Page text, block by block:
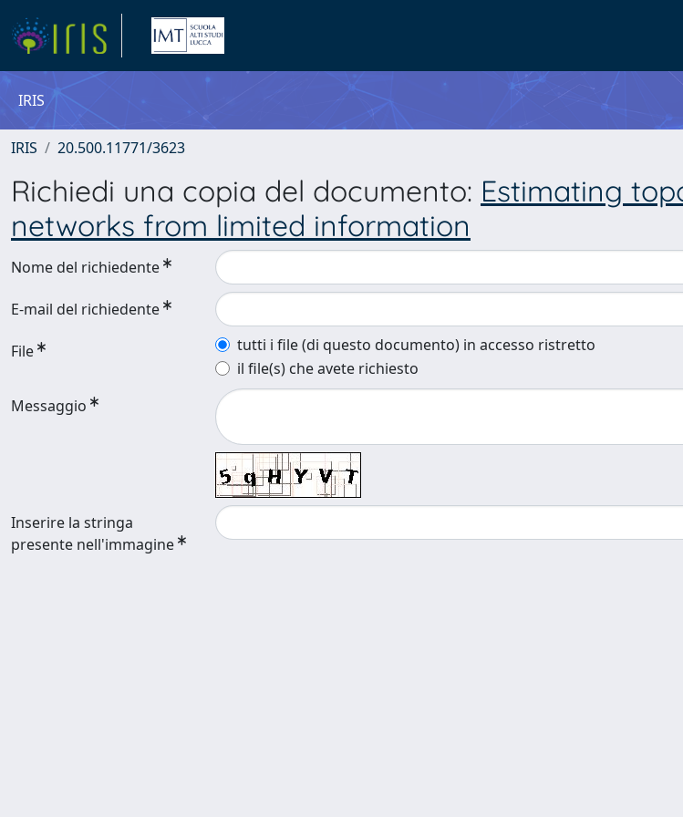
IRIS
IRIS 20.500.11771/3623
Richiedi una copia del documento: Estimating
networks from limited information
Nome del richiedente
E-mail del richiedente
File
tutti i file (di questo documento) in accesso ristretto
il file(s) che avete richiesto
Messaggio
Inserire la stringa
presente nell'immagine